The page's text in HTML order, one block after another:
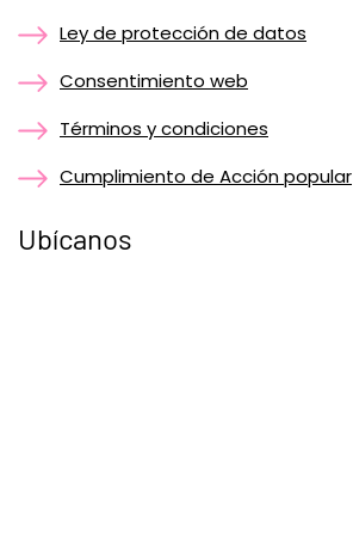
Ley de protección de datos
Consentimiento web
Términos y condiciones
Cumplimiento de Acción popular
Ubícanos